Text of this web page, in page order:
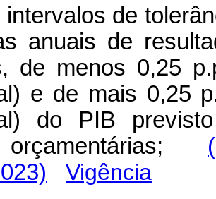
intervalos de
anuais de
de menos 0,25
e de mais 0,25
do PIB
orçamentárias;
Vigência